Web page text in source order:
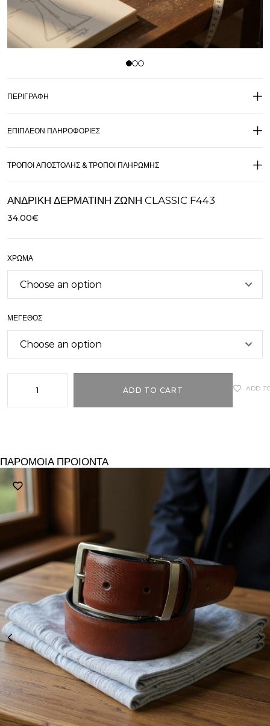
ΠΕΡΙΓΡΑΦΉ
ΕΠΙΠΛΈΟΝ ΠΛΗΡΟΦΟΡΊΕΣ
ΤΡΌΠΟΙ ΑΠΟΣΤΟΛΉΣ & ΤΡΌΠΟΙ ΠΛΗΡΩΜΉΣ
ΑΝΔΡΙΚΉ ΔΕΡΜΆΤΙΝΗ ΖΏΝΗ CLASSIC F443
34.00€
ΧΡΏΜΑ
ΜΈΓΕΘΟΣ
ADD TO CART ADD
ΠΑΡΟΜΟΙΑ ΠΡΟΙΟΝΤΑ